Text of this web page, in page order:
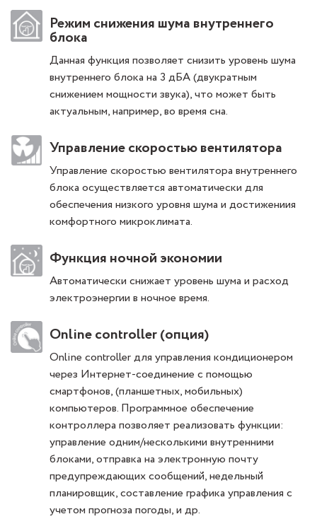
Режим снижения шума внутреннего
блока
Данная функция позволяет снизить уровень шума
внутреннего блока на 3 дБА (двукратным
снижением мощности звука), что может быть
актуальным, например, во время сна.
Управление скоростью вентилятора
Управление скоростью вентилятора внутреннего
блока осуществляется автоматически для
обеспечения низкого уровня шума и достижениия
комфортного микроклимата.
Функция ночной экономии
Автоматически снижает уровень шума и расход
электроэнергии в ночное время.
Online controller (опция)
Online controller для управления кондиционером
через Интернет-соединение с помощью
смартфонов, (планшетных, мобильных)
компьютеров. Программное обеспечение
контроллера позволяет реализовать функции:
управление одним/несколькими внутренними
блоками, отправка на электронную почту
предупреждающих сообщений, недельный
планировщик, составление графика управления с
учетом прогноза погоды, и др.